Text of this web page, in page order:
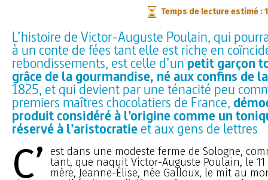
Temps de lecture estimé :
L’histoire de Victor-Auguste Poulain, qui
à un conte de fées tant elle est riche en
rebondissements, est celle d’un petit garçon
grâce de la gourmandise, né aux confins de
1825, et qui devient par une ténacité peu
premiers maîtres chocolatiers de France,
produit considéré à l’origine comme un
réservé à l’aristocratieet aux gens de lettres
C’ est dans une modeste ferme de Sologne,
tant, que naquit Victor-Auguste Poulain, le 11
mère, Jeanne-Élise, née Galloux, le mit au